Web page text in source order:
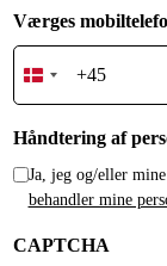
Værges
D
e
n
a
r
+
Håndtering af
Ja, jeg og/eller
behandler mine
CAPTCHA